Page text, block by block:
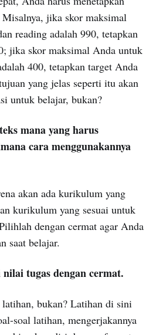
jika skor maksimal
reading adalah 990, tetapkan
jika skor maksimal Anda untuk
400, tetapkan target Anda
yang jelas seperti itu akan
untuk belajar, bukan?
mana yang harus
cara menggunakannya
akan ada kurikulum yang
kurikulum yang sesuai untuk
dengan cermat agar Anda
saat belajar.
tugas dengan cermat.
bukan? Latihan di sini
soal latihan, mengerjakannya